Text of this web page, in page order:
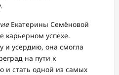
Екатерины Семёновой
карьерном успехе.
и усердию, она смогла
на пути к
и стать одной из самых